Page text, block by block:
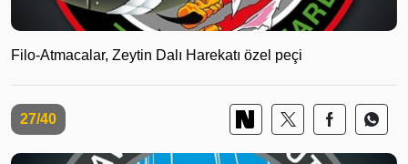
Filo-Atmacalar, Zeytin Dalı Harekatı özel peçi
27/40